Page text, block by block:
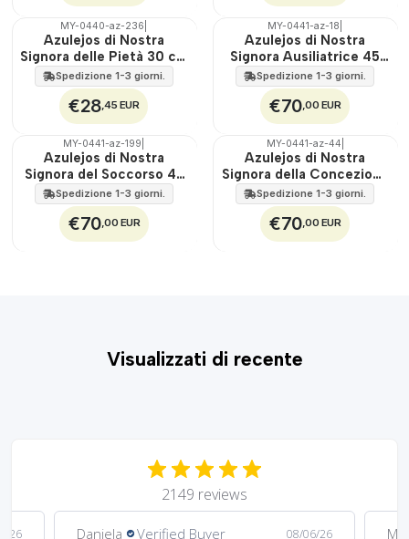
🇵🇹
100%
EST.
MY-0440-az-236
Azulejos di Nostra
Signora delle Pietà 30 cm
x 45 cm
Spedizione 1-3 giorni.
€28,45 EUR
🇵🇹
100%
EST.
MY-0441-az-18
Azulejos di Nostra
Signora Ausiliatrice 45
cm x 60 cm
Spedizione 1-3 giorni.
€70,00 EUR
🇵🇹
100%
EST.
MY-0441-az-199
Azulejos di Nostra
Signora del Soccorso 45
cm x 60 cm
Spedizione 1-3 giorni.
€70,00 EUR
🇵🇹
100%
EST.
MY-0441-az-44
Azulejos di Nostra
Signora della Concezione
45 cm x 60 cm
Spedizione 1-3 giorni.
€70,00 EUR
Visualizzati di recente
2149 reviews
26 Daniela Verified Buyer 08/06/26